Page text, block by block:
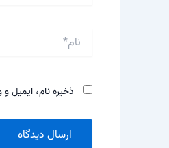
نام*
ذخیره نام، ایمیل